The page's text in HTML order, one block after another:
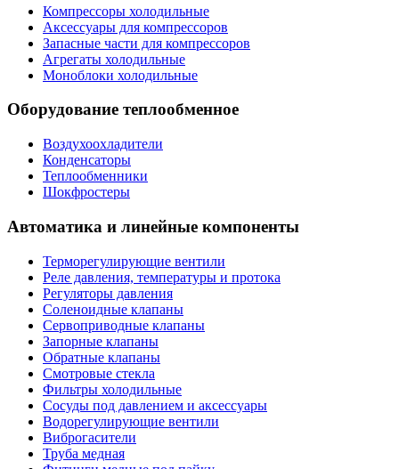
Компрессоры холодильные
Аксессуары для компрессоров
Запасные части для компрессоров
Агрегаты холодильные
Моноблоки холодильные
Оборудование теплообменное
Воздухоохладители
Конденсаторы
Теплообменники
Шокфростеры
Автоматика и линейные компоненты
Терморегулирующие вентили
Реле давления, температуры и протока
Регуляторы давления
Соленоидные клапаны
Сервоприводные клапаны
Запорные клапаны
Обратные клапаны
Смотровые стекла
Фильтры холодильные
Сосуды под давлением и аксессуары
Водорегулирующие вентили
Виброгасители
Труба медная